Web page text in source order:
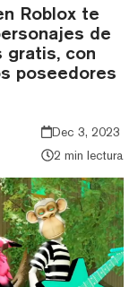
Roblox te
de
gratis, con
poseedores
Dec 3, 2023
2 min lectura